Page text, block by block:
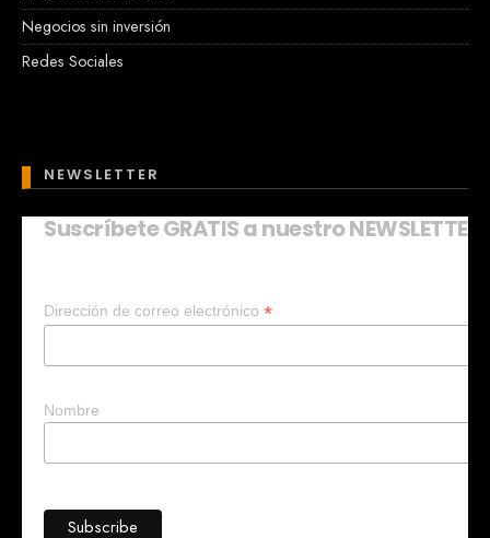
Negocios sin inversión
Redes Sociales
NEWSLETTER
Suscríbete GRATIS a nuestro NEWSLETTER
Dirección de correo electrónico *
Nombre
¿Quieres que te ayude a crear un